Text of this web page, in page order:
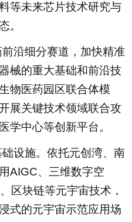
等未来芯片技术研究与
。
沿细分赛道，加快精准
械的重大基础和前沿技
物医药园区联合体模
展关键技术领域联合攻
学中心等创新平台。
设施。依托元创湾、南
AIGC、三维数字空
区块链等元宇宙技术，
式的元宇宙示范应用场